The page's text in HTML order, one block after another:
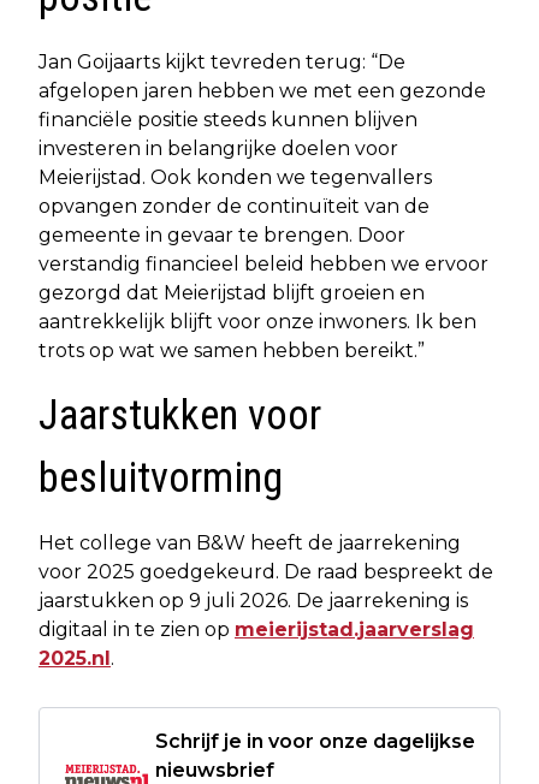
Jan Goijaarts kijkt tevreden terug: “De
afgelopen jaren hebben we met een gezonde
financiële positie steeds kunnen blijven
investeren in belangrijke doelen voor
Meierijstad. Ook konden we tegenvallers
opvangen zonder de continuïteit van de
gemeente in gevaar te brengen. Door
verstandig financieel beleid hebben we ervoor
gezorgd dat Meierijstad blijft groeien en
aantrekkelijk blijft voor onze inwoners. Ik ben
trots op wat we samen hebben bereikt.”
Jaarstukken voor
besluitvorming
Het college van B&W heeft de jaarrekening
voor 2025 goedgekeurd. De raad bespreekt de
jaarstukken op 9 juli 2026. De jaarrekening is
digitaal in te zien op meierijstad.jaarverslag
2025.nl.
Schrijf je in voor onze dagelijkse
nieuwsbrief